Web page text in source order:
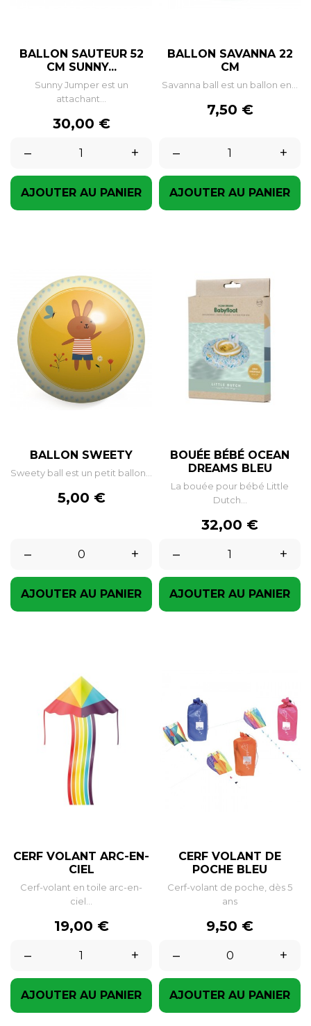
BALLON SAUTEUR 52
CM SUNNY...
Sunny Jumper est un
attachant...
Prix
30,00 €
–
+
AJOUTER AU PANIER
BALLON SAVANNA 22
CM
Savanna ball est un ballon en...
Prix
7,50 €
– +
AJOUTER AU PANIER
BALLON SWEETY
Sweety ball est un petit ballon...
Prix
5,00 €
– +
AJOUTER AU PANIER
BOUÉE BÉBÉ OCEAN
DREAMS BLEU
La bouée pour bébé Little
Dutch...
Prix
32,00 €
–
+
AJOUTER AU PANIER
CERF VOLANT ARC-EN-
CIEL
Cerf-volant en toile arc-en-
ciel...
Prix
19,00 €
–
+
AJOUTER AU PANIER
CERF VOLANT DE
POCHE BLEU
Cerf-volant de poche, dès 5
ans
Prix
9,50 €
–
+
AJOUTER AU PANIER